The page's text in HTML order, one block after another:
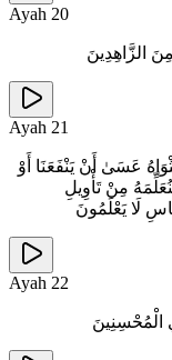
Ayah 20
الزَّاهِدِينَ
Ayah 21
عَسَىٰ أَنْ يَنْفَعَنَا أَوْ
مِنْ تَأْوِيلِ
لَا يَعْلَمُونَ
Ayah 22
الْمُحْسِنِينَ